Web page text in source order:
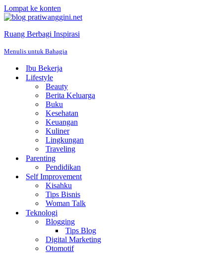
Lompat ke konten
Ruang Berbagi Inspirasi
Menulis untuk Bahagia
Ibu Bekerja
Lifestyle
Beauty
Berita Keluarga
Buku
Kesehatan
Keuangan
Kuliner
Lingkungan
Traveling
Parenting
Pendidikan
Self Improvement
Kisahku
Tips Bisnis
Woman Talk
Teknologi
Blogging
Tips Blog
Digital Marketing
Otomotif